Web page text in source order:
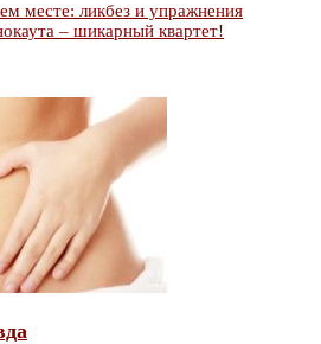
месте: ликбез и упражнения
– шикарный квартет!